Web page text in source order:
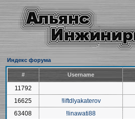
Индекс форума
# Username
11792
16625
!liftdlyakaterov
63408
!linawati88